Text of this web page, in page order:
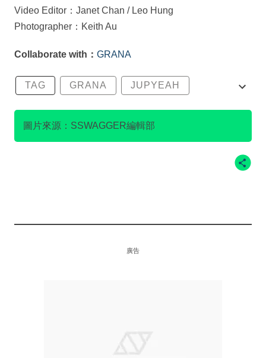
Video Editor：Janet Chan / Leo Hung
Photographer：Keith Au
Collaborate with： GRANA
TAG GRANA JUPYEAH
KODI
慢時尚
圖片來源：SSWAGGER編輯部
廣告